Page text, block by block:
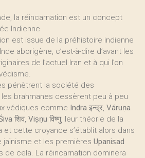
la réincarnation est un concept
Indienne
est issue de la préhistoire indienne
aborigène, c’est-à-dire d’avant les
de l’actuel Iran et à qui l’on
pénètrent la société des
brahmanes cessèrent peu à peu
védiques comme Indra इन्द्र, Váruṇa
शिव, Viṣṇu विष्णु, leur théorie de la
et cette croyance s’établit alors dans
jaïnisme et les premières Upaniṣad
de cela. La réincarnation dominera